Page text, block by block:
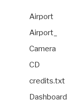
Airport
Airport_
Camera
CD
credits.txt
Dashboard